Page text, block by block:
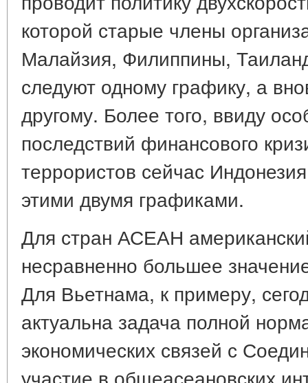
которой старые члены
Малайзия, Филиппины,
следуют одному графику, а
другому. Более того, ввиду
последствий финансового
террористов сейчас
этими двумя графиками.
Для стран АСЕАН
несравненно большее
Для Вьетнама, к примеру,
актуальна задача полной
экономических связей с
участие в общеасеановских